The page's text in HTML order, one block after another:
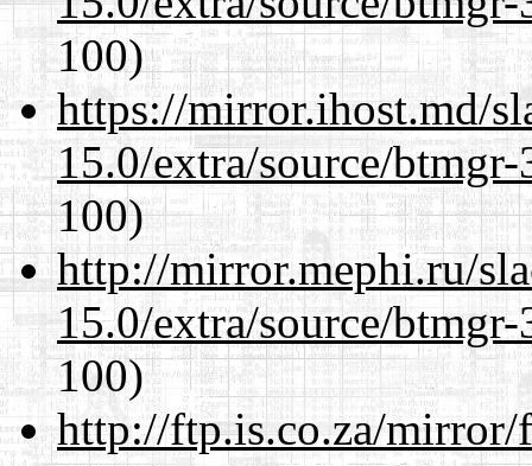
100)
https://mirror.ihost.md/
15.0/extra/source/
100)
http://mirror.mephi.ru/
15.0/extra/source/
100)
http://ftp.is.co.za/mirror/